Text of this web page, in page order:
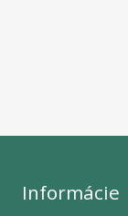
Informácie